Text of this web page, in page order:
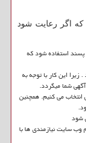
اگر رعایت شود
استفاده شود كه
اين كار با توجه به
شما ميگردد.
انتخاب می کنیم. همچنین
وب سایت نیازمندی ها با